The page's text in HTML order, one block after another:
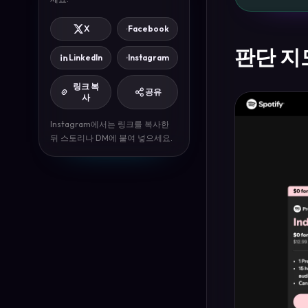
X Facebook
LinkedIn Instagram
링크 복
사
공유
Instagram에서는 링크를 복사한
뒤 스토리나 DM에 붙여 넣으세요.
판단 지